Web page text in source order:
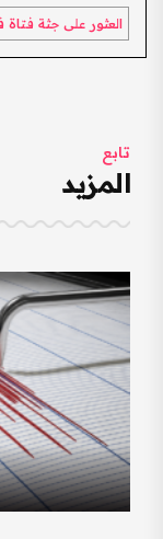
العثور على جثة فتاة
تابع
المزيد